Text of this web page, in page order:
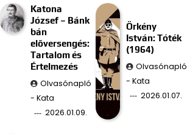
Katona
József – Bánk
bán
előversengés:
Tartalom és
Értelmezés
Olvasónapló
- Kata
2026.01.09.
Örkény
István: Tóték
(1964)
Olvasónapló
- Kata
2026.01.07.